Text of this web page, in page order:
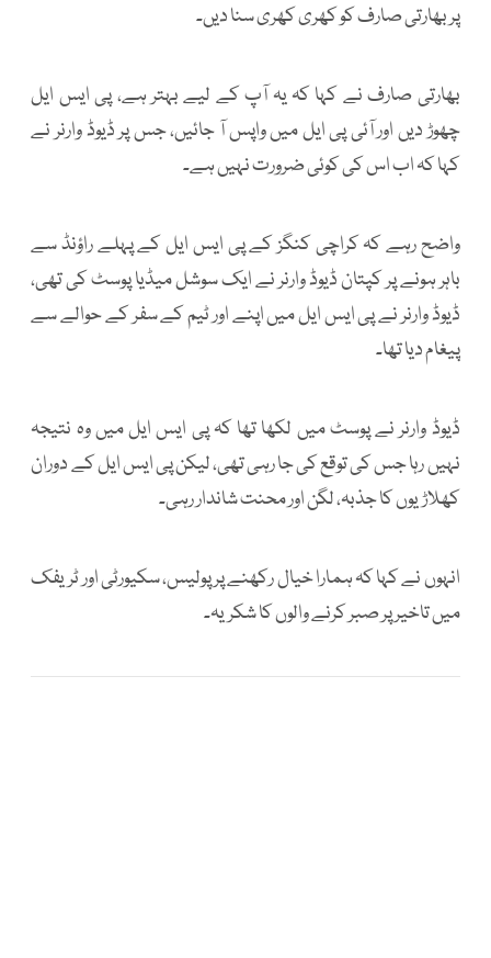
پر بھارتی صارف کو کھری کھری سنا دیں۔
بھارتی صارف نے کہا کہ یہ آپ کے لیے بہتر ہے، پی ایس ایل
چھوڑ دیں اور آئی پی ایل میں واپس آ جائیں، جس پر ڈیوڈ وارنر نے
کہا کہ اب اس کی کوئی ضرورت نہیں ہے۔
واضح رہے کہ کراچی کنگز کے پی ایس ایل کے پہلے راؤنڈ سے
باہر ہونے پر کپتان ڈیوڈ وارنر نے ایک سوشل میڈیا پوسٹ کی تھی،
ڈیوڈ وارنر نے پی ایس ایل میں اپنے اور ٹیم کے سفر کے حوالے سے
پیغام دیا تھا۔
ڈیوڈ وارنر نے پوسٹ میں لکھا تھا کہ پی ایس ایل میں وہ نتیجہ
نہیں رہا جس کی توقع کی جا رہی تھی، لیکن پی ایس ایل کے دوران
کھلاڑیوں کا جذبہ، لگن اور محنت شاندار رہی۔
انہوں نے کہا کہ ہمارا خیال رکھنے پر پولیس، سکیورٹی اور ٹریفک
میں تاخیر پر صبر کرنے والوں کا شکریہ۔